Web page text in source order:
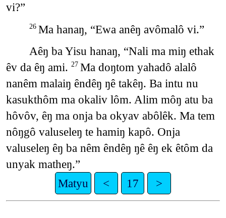
vi?”
26 Ma hanaŋ, “Ewa anêŋ avômalô vi.”
Aêŋ ba Yisu hanaŋ, “Nali ma miŋ ethak
êv da êŋ ami. 27 Ma doŋtom yahadô alalô
nanêm malaiŋ êndêŋ ŋê takêŋ. Ba intu nu
kasukthôm ma okaliv lôm. Alim môŋ atu ba
hôvôv, êŋ ma onja ba okyav abôlêk. Ma tem
nôŋgô valuseleŋ te hamiŋ kapô. Onja
valuseleŋ êŋ ba nêm êndêŋ ŋê êŋ ek êtôm da
unyak matheŋ.”
Matyu
< 17 >